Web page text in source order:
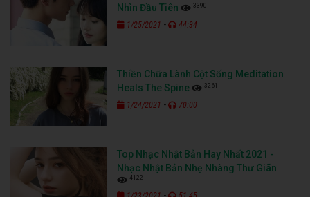
Nhìn Đầu Tiên
3390
1/25/2021 - 44:34
Thiền Chữa Lành Cột Sống Meditation
Heals The Spine
3261
1/24/2021 - 70:00
Top Nhạc Nhật Bản Hay Nhất 2021 -
Nhạc Nhật Bản Nhẹ Nhàng Thư Giãn
4122